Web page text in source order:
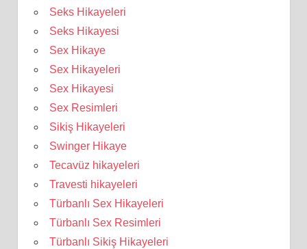
Seks Hikayeleri
Seks Hikayesi
Sex Hikaye
Sex Hikayeleri
Sex Hikayesi
Sex Resimleri
Sikiş Hikayeleri
Swinger Hikaye
Tecavüz hikayeleri
Travesti hikayeleri
Türbanlı Sex Hikayeleri
Türbanlı Sex Resimleri
Türbanlı Sikiş Hikayeleri